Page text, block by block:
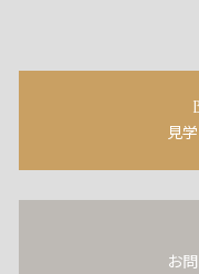
見
お